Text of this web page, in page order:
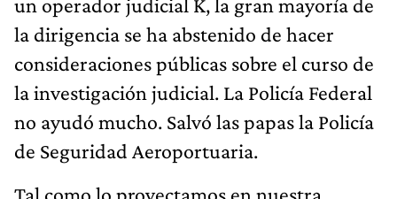
la dirigencia se ha abstenido de hacer
consideraciones públicas sobre el curso de
la investigación judicial. La Policía Federal
no ayudó mucho. Salvó las papas la Policía
de Seguridad Aeroportuaria.
Tal como lo proyectamos en nuestra